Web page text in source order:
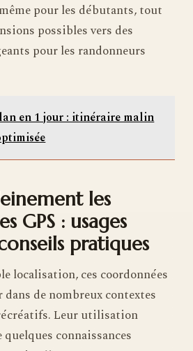
pour les débutants, tout
possibles vers des
pour les randonneurs
en 1 jour : itinéraire malin
les
GPS : usages
pratiques
localisation, ces coordonnées
dans de nombreux contextes
Leur utilisation
connaissances